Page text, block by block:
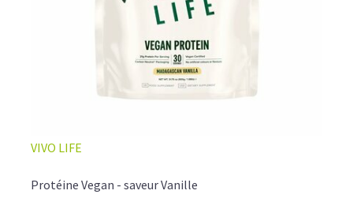
Une énergie immédiate et stable, sans pic de glycémie,
qui vous accompagne toute la matinée et un allié parfait
Pour ceux qui veulent retrouver le plaisir d’un vrai café
glacé, sans se sentir lourd ni affamé.
🍯 CAFÉ FRAPPÉ AU CARAMEL PROTÉINÉ
VIVO LIFE
Protéine Vegan - saveur Vanille